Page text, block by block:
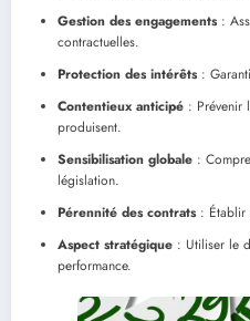
Gestion des engagements:
contractuelles.
Protection des intérêts:
Contentieux anticipé : Prévenir
produisent.
Sensibilisation globale :
législation.
Pérennité des contrats: Établir
Aspect stratégique : Utiliser le
performance.